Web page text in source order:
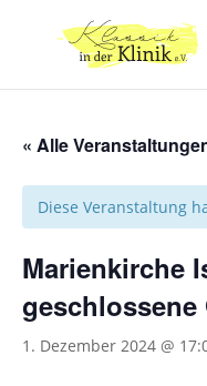
« Alle
Diese Veranstaltung
Marienkirche
1. Dezember 2024 @